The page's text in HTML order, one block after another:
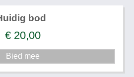
bod
€ 20,00